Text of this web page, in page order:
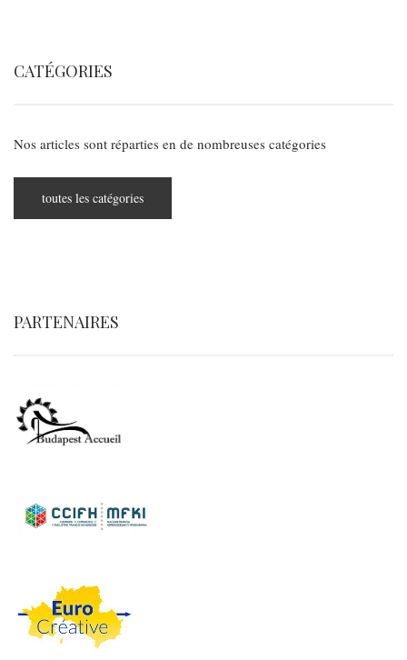
CATÉGORIES
Nos articles sont réparties en de nombreuses catégories
toutes les catégories
PARTENAIRES